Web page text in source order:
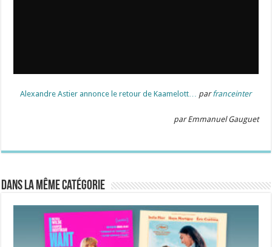
Alexandre Astier annonce le retour de Kaamelott… parfranceinter
par Emmanuel Gauguet
Dans la même catégorie